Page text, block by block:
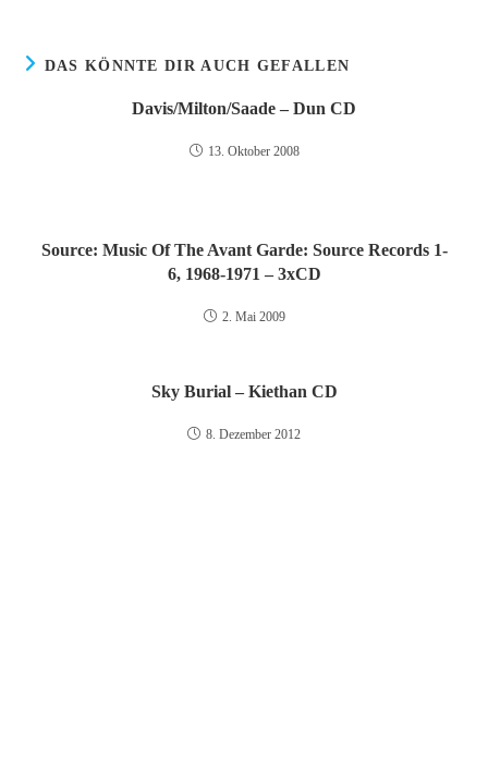
DAS KÖNNTE DIR AUCH GEFALLEN
Davis/Milton/Saade – Dun CD
13. Oktober 2008
Source: Music Of The Avant Garde: Source Records 1-
6, 1968-1971 – 3xCD
2. Mai 2009
Sky Burial – Kiethan CD
8. Dezember 2012